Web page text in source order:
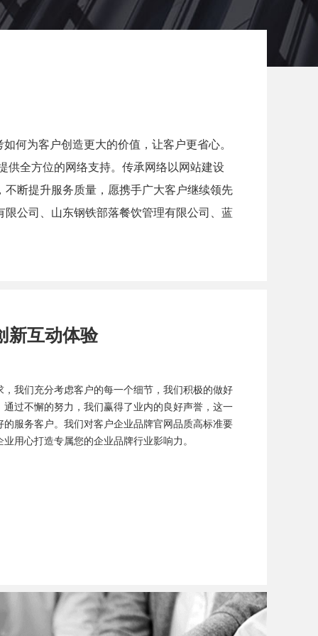
何为客户创造更大的价值，让客户更省心。
供全方位的网络支持。传承网络以网站建设
断提升服务质量，愿携手广大客户继续领先
公司、山东钢铁部落餐饮管理有限公司、蓝
新互动体验
我们充分考虑客户的每一个细节，我们积极的做好
过不懈的努力，我们赢得了业内的良好声誉，这一
服务客户。我们对客户企业品牌官网品质高标准要
用心打造专属您的企业品牌行业影响力。